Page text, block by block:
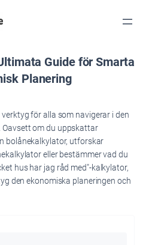
Guide för Smarta
Planering
för alla som navigerar i den
Oavsett om du uppskattar
bolånekalkylator, utforskar
eller bestämmer vad du
hus har jag råd med"-kalkylator,
den ekonomiska planeringen och